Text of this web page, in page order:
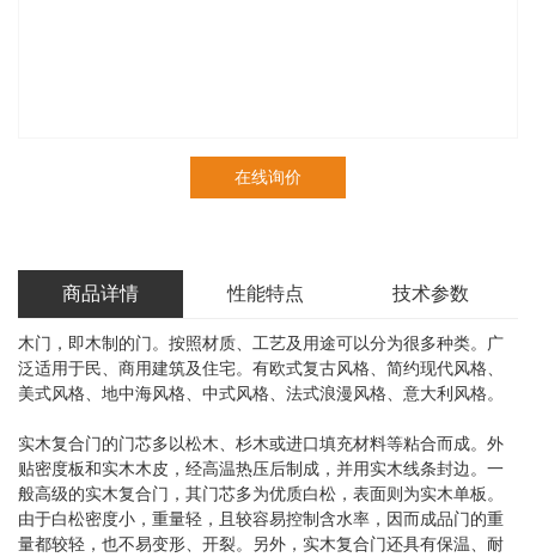
在线询价
商品详情 性能特点 技术参数
木门，即木制的门。按照材质、工艺及用途可以分为很多种类。广
泛适用于民、商用建筑及住宅。有欧式复古风格、简约现代风格、
美式风格、地中海风格、中式风格、法式浪漫风格、意大利风格。
实木复合门的门芯多以松木、杉木或进口填充材料等粘合而成。外
贴密度板和实木木皮，经高温热压后制成，并用实木线条封边。一
般高级的实木复合门，其门芯多为优质白松，表面则为实木单板。
由于白松密度小，重量轻，且较容易控制含水率，因而成品门的重
量都较轻，也不易变形、开裂。另外，实木复合门还具有保温、耐